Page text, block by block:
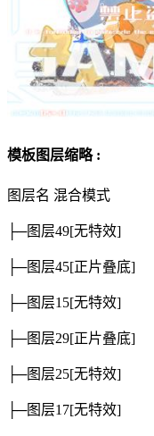
模板图层缩略 :
图层名 混合模式
├─图层49[无特效]
├─图层45[正片叠底]
├─图层15[无特效]
├─图层29[正片叠底]
├─图层25[无特效]
├─图层17[无特效]